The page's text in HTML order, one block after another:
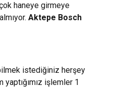
haneye girmeye
Aktepe Bosch
istediğiniz herşey
işlemler 1